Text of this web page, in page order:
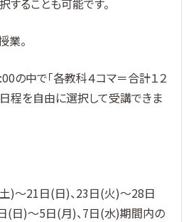
することも可能です。
業。
の中で「各教科４コマ＝合計１２
日程を自由に選択して受講できま
)～21日(日)、23日(火)～28日
(日)～5日(月)、7日(水)期間内の